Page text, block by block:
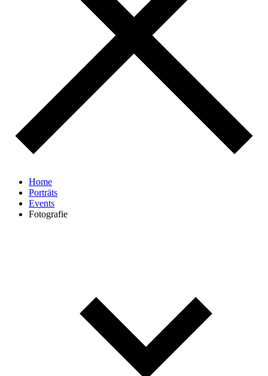
Home
Porträts
Events
Fotografie